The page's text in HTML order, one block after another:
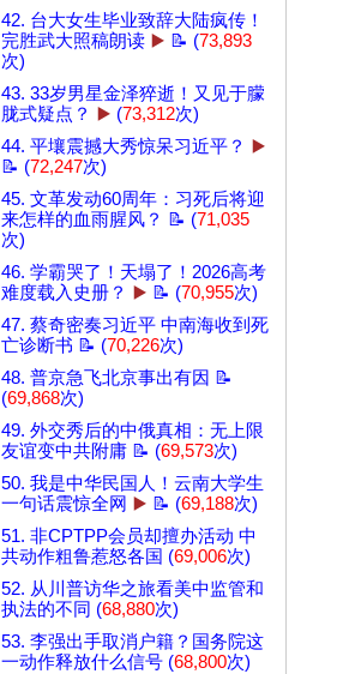
42. 台大女生毕业致辞大陆疯传！
完胜武大照稿朗读 ▶️ 📝 (73,893
次)
43. 33岁男星金泽猝逝！又见于朦
胧式疑点？
▶️ (73,312次)
44. 平壤震撼大秀惊呆习近平？
▶️
📝 (72,247次)
45. 文革发动60周年：习死后将迎
来怎样的血雨腥风？ 📝 (71,035
次)
46. 学霸哭了！天塌了！2026高考
难度载入史册？
▶️ 📝 (70,955次)
47. 蔡奇密奏习近平 中南海收到死
亡诊断书 📝 (70,226次)
48. 普京急飞北京事出有因 📝
(69,868次)
49. 外交秀后的中俄真相：无上限
友谊变中共附庸 📝 (69,573次)
50. 我是中华民国人！云南大学生
一句话震惊全网 ▶️ 📝 (69,188次)
51. 非CPTPP会员却擅办活动 中
共动作粗鲁惹怒各国 (69,006次)
52. 从川普访华之旅看美中监管和
执法的不同 (68,880次)
53. 李强出手取消户籍？国务院这
一动作释放什么信号 (68,800次)